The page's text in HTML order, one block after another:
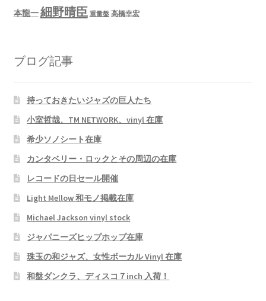
本龍一細野晴臣 重量盤 高橋幸宏
ブログ記事
持っておきたいジャズの巨人たち
小室哲哉、TM NETWORK、vinyl 在庫
希少ソノシート在庫
カンタベリー・ロックとその周辺の在庫
レコードの日セール開催
Light Mellow 和モノ掲載在庫
Michael Jackson vinyl stock
ジャパニーズヒップホップ在庫
珠玉の和ジャズ、女性ボーカル Vinyl 在庫
和盤ダンクラ、ディスコ７inch 入荷！